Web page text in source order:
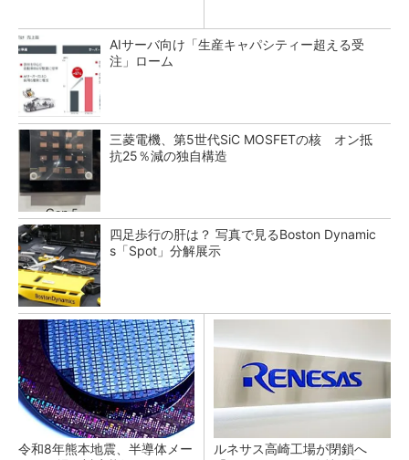
AIサーバ向け「生産キャパシティー超える受
注」ローム
三菱電機、第5世代SiC MOSFETの核 オン抵
抗25％減の独自構造
四足歩行の肝は？ 写真で見るBoston Dynamic
s「Spot」分解展示
令和8年熊本地震、半導体メー
ルネサス高崎工場が閉鎖へ